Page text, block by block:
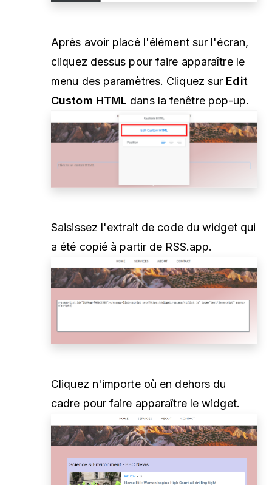
Après avoir placé l'élément sur l'écran,
cliquez dessus pour faire apparaître le
menu des paramètres. Cliquez sur Edit
Custom HTML dans la fenêtre pop-up.
Saisissez l'extrait de code du widget qui
a été copié à partir de RSS.app.
Cliquez n'importe où en dehors du
cadre pour faire apparaître le widget.